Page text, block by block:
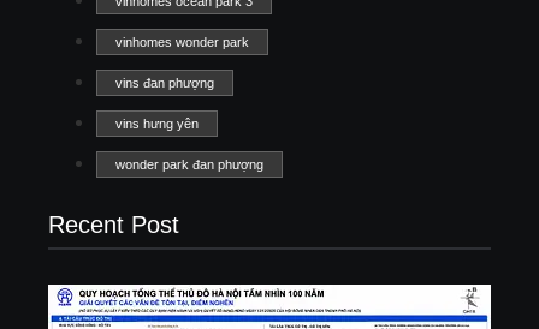
vinhomes wonder park
vins đan phượng
vins hưng yên
wonder park đan phượng
Recent Post